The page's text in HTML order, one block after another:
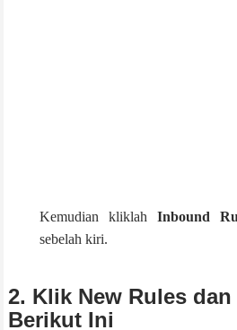
Kemudian kliklah Inbound
sebelah kiri.
2. Klik New Rules
Berikut Ini